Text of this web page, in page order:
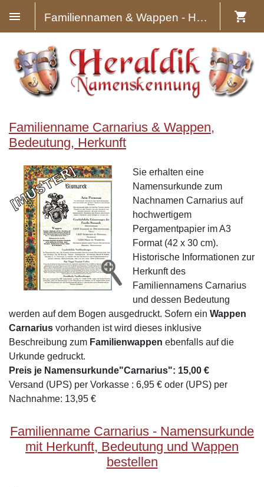
Familiennamen & Wappen - Heraldik
Familienname Carnarius & Wappen,
Bedeutung, Herkunft
Sie erhalten eine
Namensurkunde zum
Nachnamen Carnarius auf
hochwertigem
Pergamentpapier im A3
Format (42 x 30 cm).
Historische Informationen zur
Herkunft des
Familiennamens Carnarius
und dessen Bedeutung
werden auf dem Bogen ausgedruckt. Sofern ein Wappen
Carnarius vorhanden ist wird dieses inklusive
Beschreibung zum Familienwappen ebenfalls auf die
Urkunde gedruckt.
Preis je Namensurkunde"Carnarius": 15,00 €
Versand (UPS) per Vorkasse : 6,95 € oder (UPS) per
Nachnahme: 13,95 €
Familienname Carnarius - Namensurkunde
mit Herkunft, Bedeutung und Wappen
bestellen